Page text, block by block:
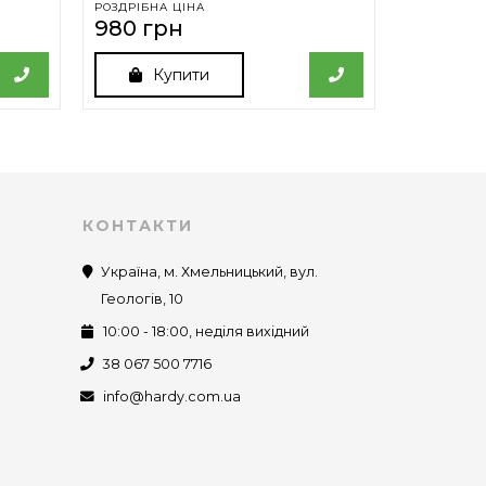
РОЗДРІБНА ЦІНА
980 грн
Купити
КОНТАКТИ
Україна, м. Хмельницький, вул.
Геологів, 10
10:00 - 18:00, неділя вихідний
38 067 500 7716
info@hardy.com.ua